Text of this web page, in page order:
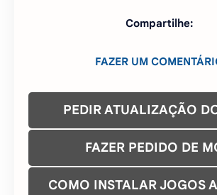
Compartilhe:
FAZER UM
PEDIR ATUALIZAÇÃO
FAZER PEDIDO DE
COMO INSTALAR JOGOS